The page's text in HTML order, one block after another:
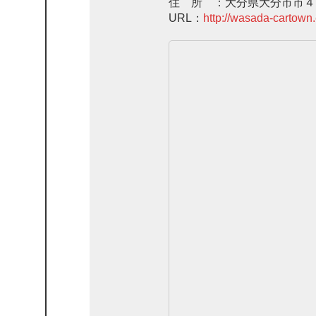
住 所 ：大分県大分市市４
URL： http://wasada-